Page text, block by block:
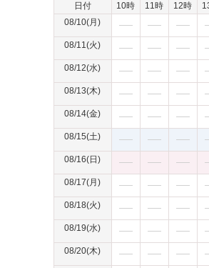
日付 10時 11時 12時
08/10(月)
08/11(火)
08/12(水)
08/13(木)
08/14(金)
08/15(土)
08/16(日)
08/17(月)
08/18(火)
08/19(水)
08/20(木)